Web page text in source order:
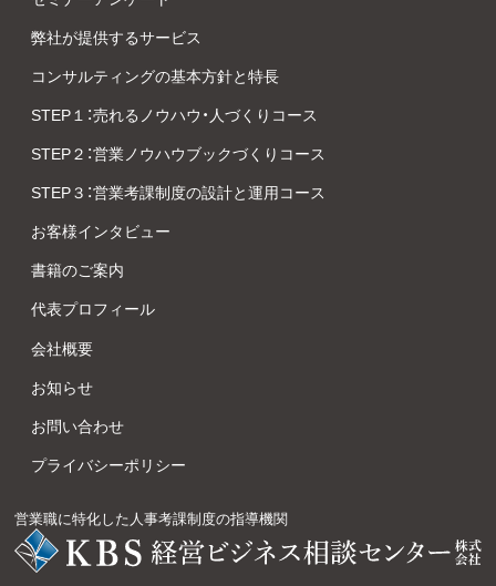
弊社が提供するサービス
コンサルティングの基本方針と特長
STEP１：売れるノウハウ・人づくりコース
STEP２：営業ノウハウブックづくりコース
STEP３：営業考課制度の設計と運用コース
お客様インタビュー
書籍のご案内
代表プロフィール
会社概要
お知らせ
お問い合わせ
プライバシーポリシー
営業職に特化した人事考課制度の指導機関